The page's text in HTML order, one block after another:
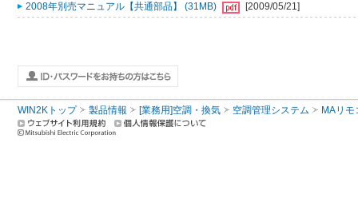
2008年別売マニュアル【共通部品】 (31MB)
[2009/05/21]
WIN2Kトップ 製品情報 [業務用]空調・換気 空調管理システム MAリモ